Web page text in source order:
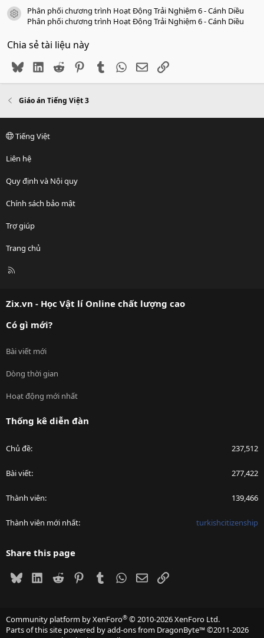
icon tài liệu
Phân phối chương trình Hoạt Động Trải Nghiệm 6 - Cánh Diều
Phân phối chương trình Hoạt Động Trải Nghiệm 6 - Cánh Diều
Chia sẻ tài liệu này
BlueskyLinkedIn
Reddit PinterestTumblr WhatsApp
EmailLink
Giáo án Tiếng Việt 3
Tiếng Việt
Liên hệ
Quy định và Nội quy
Chính sách bảo mật
Trợ giúp
Trang chủ
R
Zix.vn - Học Vật lí Online chất lượng cao
Có gì mới?
Bài viết mới
Dòng thời gian
Hoạt động mới nhất
Thống kê diễn đàn
Chủ đề 237,512
Bài viết 277,422
Thành viên 139,466
Thành viên mới nhất turkishcitizenship
Share this page
BlueskyLinkedIn
Reddit PinterestTumblrWhatsApp
EmailLink
Community platform by XenForo® © 2010-2026 XenForo Ltd.
Parts of this site powered byadd-ons from DragonByte™©2011-2026